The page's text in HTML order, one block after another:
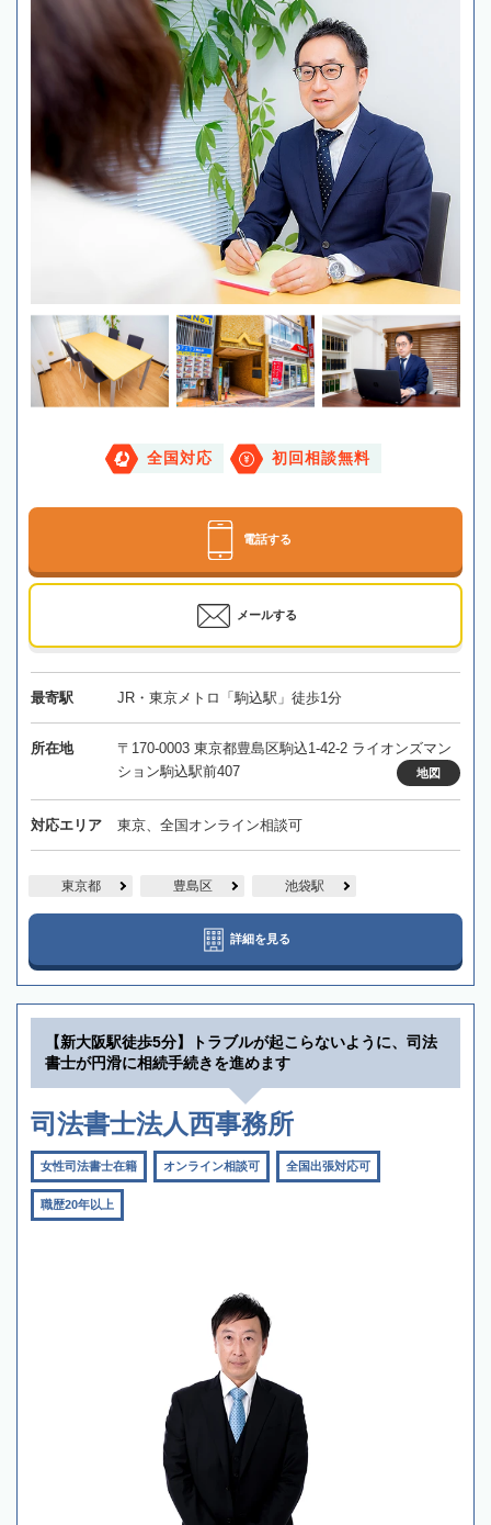
全国対応 初回相談無料
電話する
メールする
最寄駅 JR・東京メトロ「駒込駅」徒歩1分
所在地
〒170-0003 東京都豊島区駒込1-42-2 ライオンズマン
ション駒込駅前407
地図
対応エリア 東京、全国オンライン相談可
東京都 豊島区 池袋駅
詳細を見る
【新大阪駅徒歩5分】トラブルが起こらないように、司法
書士が円滑に相続手続きを進めます
司法書士法人西事務所
女性司法書士在籍 オンライン相談可 全国出張対応可
職歴20年以上